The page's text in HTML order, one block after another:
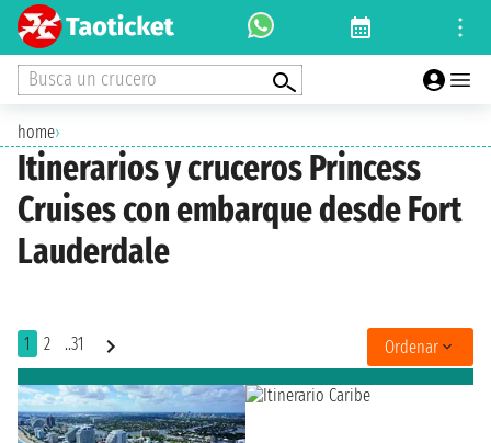
Busca un crucero
home›
Itinerarios y cruceros Princess
Cruises con embarque desde Fort
Lauderdale
1 2 ..31 Ordenar